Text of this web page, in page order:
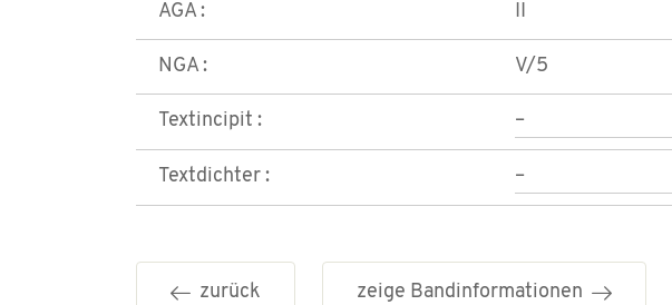
AGA : II
NGA : V/5
Textincipit : –
Textdichter : –
zurück zeige Bandinformationen